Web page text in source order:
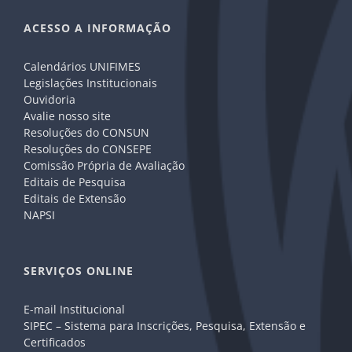
ACESSO A INFORMAÇÃO
Calendários UNIFIMES
Legislações Institucionais
Ouvidoria
Avalie nosso site
Resoluções do CONSUN
Resoluções do CONSEPE
Comissão Própria de Avaliação
Editais de Pesquisa
Editais de Extensão
NAPSI
SERVIÇOS ONLINE
E-mail Institucional
SIPEC – Sistema para Inscrições, Pesquisa, Extensão e
Certificados